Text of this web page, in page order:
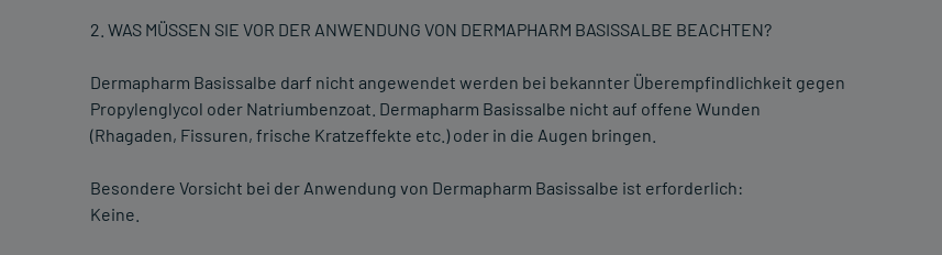
2. WAS MÜSSEN SIE VOR DER ANWENDUNG VON DERMAPHARM BASISSALBE BEACHTEN?
Dermapharm Basissalbe darf nicht angewendet werden bei bekannter Überempfindlichkeit gegen
Propylenglycol oder Natriumbenzoat. Dermapharm Basissalbe nicht auf offene Wunden
(Rhagaden, Fissuren, frische Kratzeffekte etc.) oder in die Augen bringen.
Besondere Vorsicht bei der Anwendung von Dermapharm Basissalbe ist erforderlich:
Keine.